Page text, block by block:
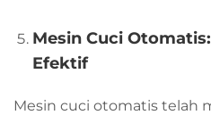
Mesin Cuci
Efektif
Mesin cuci otomatis telah